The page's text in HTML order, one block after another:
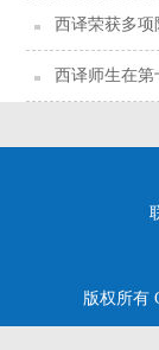
西译荣获多
西译师生在
版权所有